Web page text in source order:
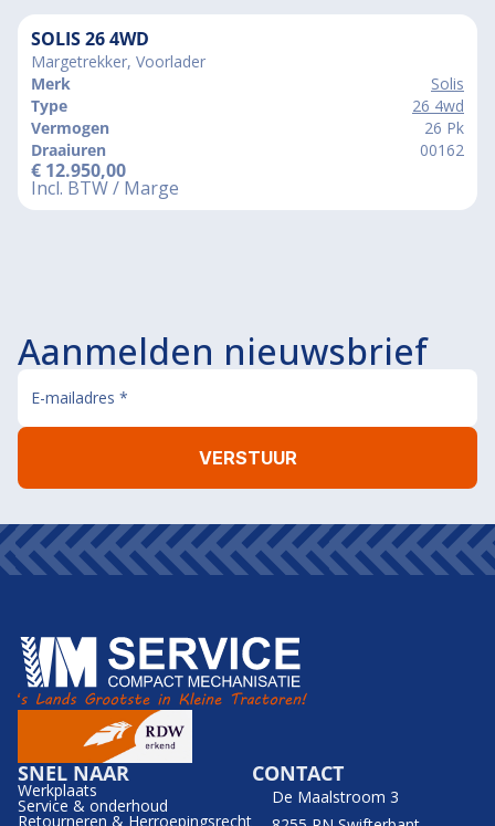
SOLIS 26 4WD
Margetrekker, Voorlader
Merk
Solis
Type
26 4wd
Vermogen
26 Pk
Draaiuren
00162
€ 12.950,00
Incl. BTW / Marge
Aanmelden nieuwsbrief
SNEL NAAR
Werkplaats
Service & onderhoud
Retourneren & Herroepingsrecht
CONTACT
De Maalstroom 3